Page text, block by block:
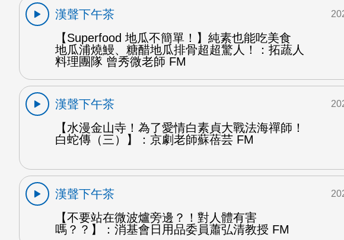
漢聲下午茶
【Superfood 地瓜不簡單！】純素也能吃美食
地瓜浦燒鰻、糖醋地瓜排骨超超驚人！：拓蔬人
料理團隊 曾秀微老師 FM
漢聲下午茶
【水漫金山寺！為了愛情白素貞大戰法海禪師！
白蛇傳（三）】：京劇老師蘇蓓芸 FM
漢聲下午茶
【不要站在微波爐旁邊？！對人體有害
嗎？？】：消基會日用品委員蕭弘清教授 FM